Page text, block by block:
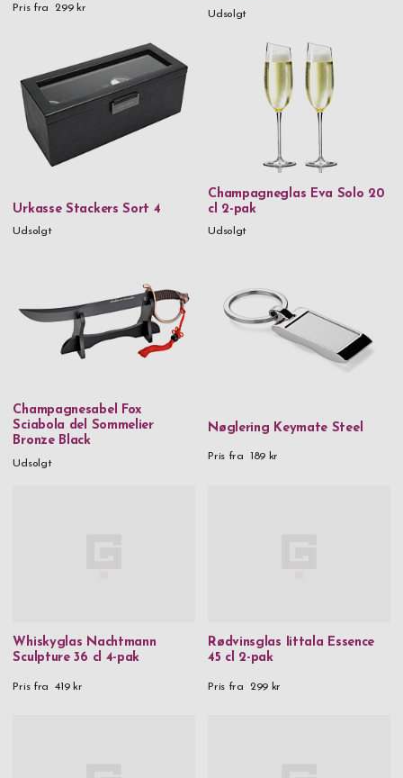
Pris fra 299 kr
Udsolgt
Urkasse Stackers Sort 4
Udsolgt
Champagneglas Eva Solo 20
cl 2-pak
Udsolgt
Champagnesabel Fox
Sciabola del Sommelier
Bronze Black
Udsolgt
Nøglering Keymate Steel
Pris fra 189 kr
Whiskyglas Nachtmann
Sculpture 36 cl 4-pak
Pris fra 419 kr
Rødvinsglas Iittala Essence
45 cl 2-pak
Pris fra 299 kr